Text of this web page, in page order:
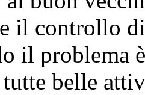
il controllo
il problema
belle